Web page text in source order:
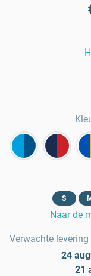
S M
Naar de
Verwachte levering
24
21